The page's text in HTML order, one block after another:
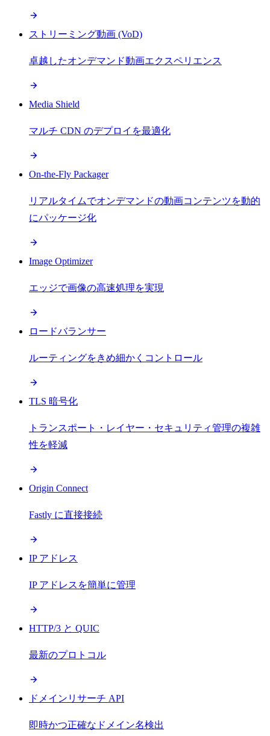
ストリーミング動画 (VoD)
卓越したオンデマンド動画エクスペリエンス
Media Shield
マルチ CDN のデプロイを最適化
On-the-Fly Packager
リアルタイムでオンデマンドの動画コンテンツを動的
にパッケージ化
Image Optimizer
エッジで画像の高速処理を実現
ロードバランサー
ルーティングをきめ細かくコントロール
TLS 暗号化
トランスポート・レイヤー・セキュリティ管理の複雑
性を軽減
Origin Connect
Fastly に直接接続
IP アドレス
IP アドレスを簡単に管理
HTTP/3 と QUIC
最新のプロトコル
ドメインリサーチ API
即時かつ正確なドメイン名検出